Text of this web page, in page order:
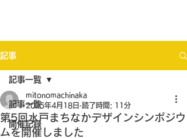
記事
記事一覧
開催記録
記事一覧
第5回水戸まちなかデザインシンポジウ
ムを開催しました
mitonomachinaka
2025年4月18日 読了時間: 11分